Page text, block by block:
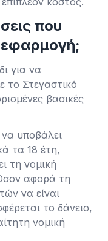
που
εφαρμογή;
για να
το Στεγαστικό
βασικές
υποβάλει
τα 18 έτη,
τη νομική
αφορά τη
να είναι
το δάνειο,
νομική